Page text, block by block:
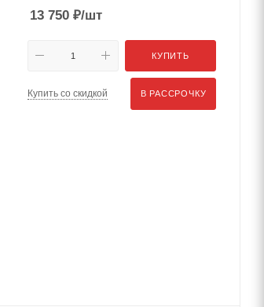
13 750 ₽/шт
КУПИТЬ
Купить со скидкой В РАССРОЧКУ